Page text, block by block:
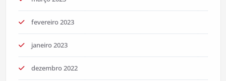
fevereiro 2023
janeiro 2023
dezembro 2022